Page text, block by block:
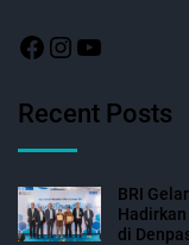
Recent Posts
BRI
di